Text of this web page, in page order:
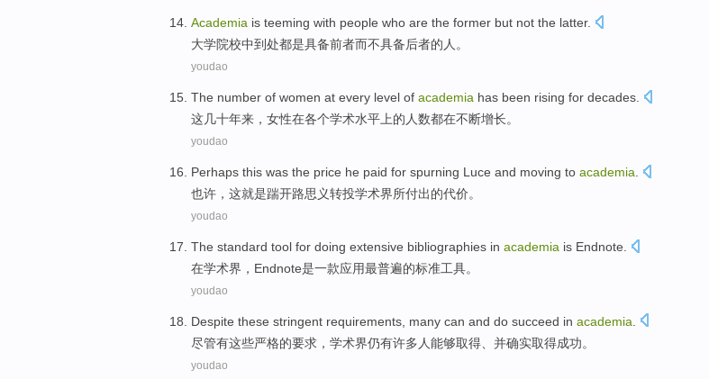
Academia is teeming with people who are the former but not the latter.
大学院校中到处都是具备前者而不具备后者的人。
youdao
The number of women at every level of academia has been rising for decades
这几十年来， 女性在各个学术水平上的 人数都在不断增长。
youdao
Perhaps this was the price he paid for spurning Luce and moving to academia
也许 ， 这就是踹开路思 义转投学术界所付出的代价。
youdao
The standard tool for doing extensive bibliographies in academia is Endnote
在学术界 ， Endnote是一款应用最普遍的标准工具。
youdao
Despite these stringent requirements many can and do succeed in academia
尽管有这些严格的要求 ， 学术界仍有许多人能够取得、 并确实取得成功。
youdao